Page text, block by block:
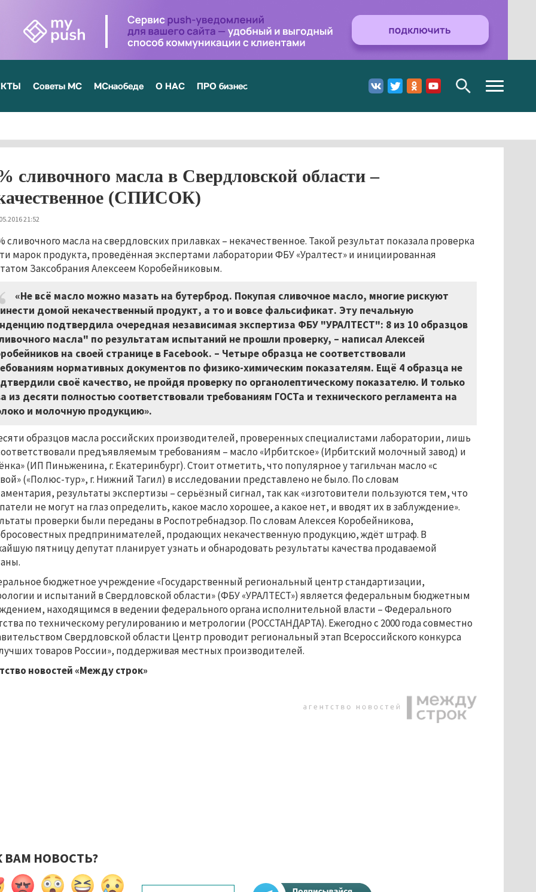
Советы МС МСнаобеде О НАС ПРО бизнес
Toggle
navigation
сливочного масла в Свердловской области –
(СПИСОК)
21:52
сливочного масла на свердловских прилавках – некачественное. Такой результат показала проверка
марок продукта, проведённая экспертами лаборатории ФБУ «Уралтест» и инициированная
Заксобрания Алексеем Коробейниковым.
«Не всё масло можно мазать на бутерброд. Покупая сливочное масло, многие рискуют
домой некачественный продукт, а то и вовсе фальсификат. Эту печальную
подтвердила очередная независимая экспертиза ФБУ "УРАЛТЕСТ": 8 из 10 образцов
масла" по результатам испытаний не прошли проверку, – написал Алексей
на своей странице в Facebook. – Четыре образца не соответствовали
нормативных документов по физико-химическим показателям. Ещё 4 образца не
своё качество, не пройдя проверку по органолептическому показателю. И только
из десяти полностью соответствовали требованиям ГОСТа и технического регламента на
и молочную продукцию».
образцов масла российских производителей, проверенных специалистами лаборатории, лишь
предъявляемым требованиям – масло «Ирбитское» (Ирбитский молочный завод) и
(ИП Пиньженина, г. Екатеринбург). Стоит отметить, что популярное у тагильчан масло «с
(«Полюс-тур», г. Нижний Тагил) в исследовании представлено не было. По словам
результаты экспертизы – серьёзный сигнал, так как «изготовители пользуются тем, что
не могут на глаз определить, какое масло хорошее, а какое нет, и вводят их в заблуждение».
проверки были переданы в Роспотребнадзор. По словам Алексея Коробейникова,
предпринимателей, продающих некачественную продукцию, ждёт штраф. В
пятницу депутат планирует узнать и обнародовать результаты качества продаваемой
бюджетное учреждение «Государственный региональный центр стандартизации,
и испытаний в Свердловской области» (ФБУ «УРАЛТЕСТ») является федеральным бюджетным
находящимся в ведении федерального органа исполнительной власти –Федерального
по техническому регулированию и метрологии (РОССТАНДАРТА). Ежегодно с 2000 года совместно
Свердловской области Центр проводит региональный этап Всероссийского конкурса
лучших товаров России», поддерживая местных производителей.
новостей «Между строк»
ВАМ НОВОСТЬ?